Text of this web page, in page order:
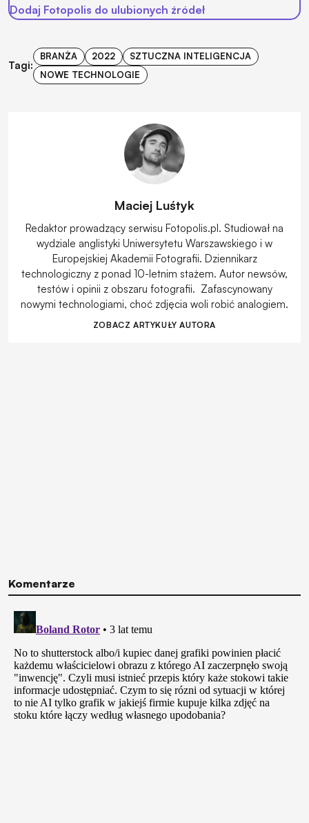
Dodaj Fotopolis do ulubionych źródeł
Tagi:
BRANŻA 2022
SZTUCZNA INTELIGENCJA
NOWE TECHNOLOGIE
Maciej Luśtyk
Redaktor prowadzący serwisu Fotopolis.pl. Studiował na
wydziale anglistyki Uniwersytetu Warszawskiego i w
Europejskiej Akademii Fotografii. Dziennikarz
technologiczny z ponad 10-letnim stażem. Autor newsów,
testów i opinii z obszaru fotografii. Zafascynowany
nowymi technologiami, choć zdjęcia woli robić analogiem.
ZOBACZ ARTYKUŁY AUTORA
Komentarze